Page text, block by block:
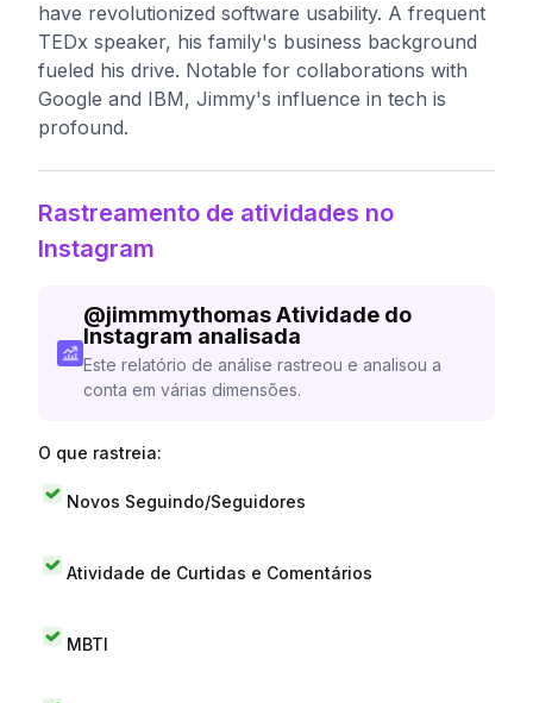
have revolutionized software usability. A frequent
TEDx speaker, his family's business background
fueled his drive. Notable for collaborations with
Google and IBM, Jimmy's influence in tech is
profound.
Rastreamento de atividades no
Instagram
@jimmmythomas Atividade do
Instagram analisada
Este relatório de análise rastreou e analisou a
conta em várias dimensões.
O que rastreia:
Novos Seguindo/Seguidores
Atividade de Curtidas e Comentários
MBTI